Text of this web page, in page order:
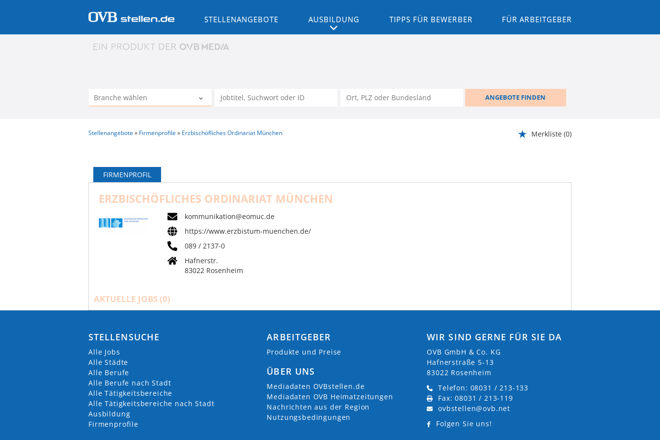
STELLENANGEBOTE AUSBILDUNG TIPPS FÜR BEWERBER FÜR ARBEITGEBER
ANGEBOTE FINDEN
Stellenangebote Firmenprofile Erzbischöfliches Ordinariat München Merkliste (0)
FIRMENPROFIL
ERZBISCHÖFLICHES ORDINARIAT MÜNCHEN
kommunikation@eomuc.de
https://www.erzbistum-muenchen.de/
089 / 2137-0
Hafnerstr.
83022 Rosenheim
AKTUELLE JOBS (0)
STELLENSUCHE
Alle Jobs
Alle Städte
Alle Berufe
Alle Berufe nach Stadt
Alle Tätigkeitsbereiche
Alle Tätigkeitsbereiche nach Stadt
Ausbildung
Firmenprofile
ARBEITGEBER
Produkte und Preise
ÜBER UNS
Mediadaten OVBstellen.de
Mediadaten OVB Heimatzeitungen
Nachrichten aus der Region
Nutzungsbedingungen
WIR SIND GERNE FÜR SIE DA
OVB GmbH & Co. KG
Hafnerstraße 5-13
83022 Rosenheim
Telefon: 08031 / 213-133
Fax: 08031 / 213-119
ovbstellen@ovb.net
Folgen Sie uns!